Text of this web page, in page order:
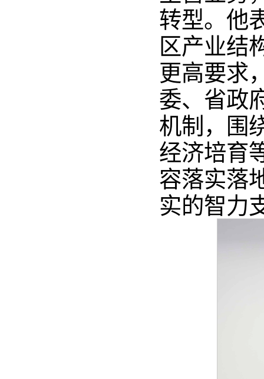
转型。他
区产业结
更高要求
委、省政
机制，围
经济培育
容落实落
实的智力